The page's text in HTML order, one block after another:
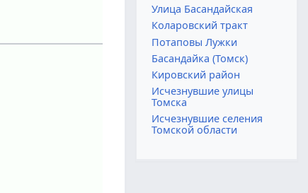
Улица Басандайская
Коларовский тракт
Потаповы Лужки
Басандайка (Томск)
Кировский район
Исчезнувшие улицы
Томска
Исчезнувшие селения
Томской области